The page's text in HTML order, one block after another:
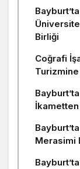
Birliği
Coğrafi
Turizmine
İkametten
Merasimi